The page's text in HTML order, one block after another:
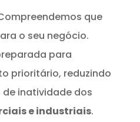
que
o seu negócio.
para
prioritário, reduzindo
inatividade dos
e industriais.